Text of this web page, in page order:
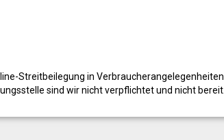
Streitbeilegung in Verbraucherangelegenheiten.
sind wir nicht verpflichtet und nicht bereit.